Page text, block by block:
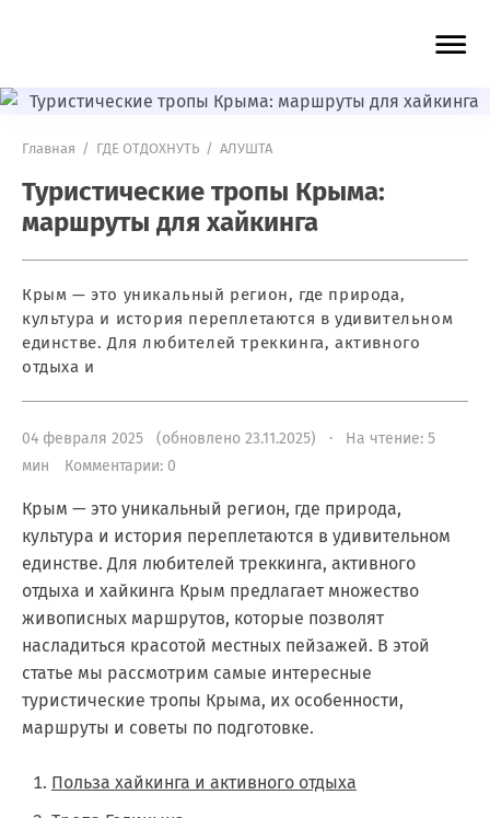
Главная / ГДЕ ОТДОХНУТЬ / АЛУШТА
Туристические тропы Крыма:
маршруты для хайкинга
Крым — это уникальный регион, где природа,
культура и история переплетаются в удивительном
единстве. Для любителей треккинга, активного
отдыха и
04 февраля 2025 (обновлено 23.11.2025) · На чтение: 5
мин
Комментарии: 0
Крым — это уникальный регион, где природа,
культура и история переплетаются в удивительном
единстве. Для любителей треккинга, активного
отдыха и хайкинга Крым предлагает множество
живописных маршрутов, которые позволят
насладиться красотой местных пейзажей. В этой
статье мы рассмотрим самые интересные
туристические тропы Крыма, их особенности,
маршруты и советы по подготовке.
Польза хайкинга и активного отдыха